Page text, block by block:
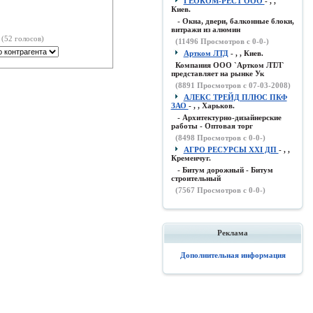
(52 голосов)
Киев.
- Окна, двери, балконные блоки,
витражи из алюмин
(11496 Просмотров с 0-0-)
Артком ЛТД- , , Киев.
Компания ООО `Артком ЛТЛ`
представляет на рынке Ук
(8891 Просмотров с 07-03-2008)
АЛЕКС ТРЕЙД ПЛЮС ПКФ
ЗАО - , , Харьков.
- Архитектурно-дизайнерские
работы - Оптовая торг
(8498 Просмотров с 0-0-)
АГРО РЕСУРСЫ XXI ДП - , ,
Кременчуг.
- Битум дорожный - Битум
строительный
(7567 Просмотров с 0-0-)
Реклама
Дополнительная информация